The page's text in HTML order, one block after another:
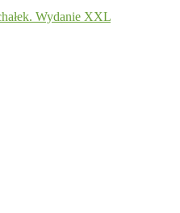
Wydanie XXL